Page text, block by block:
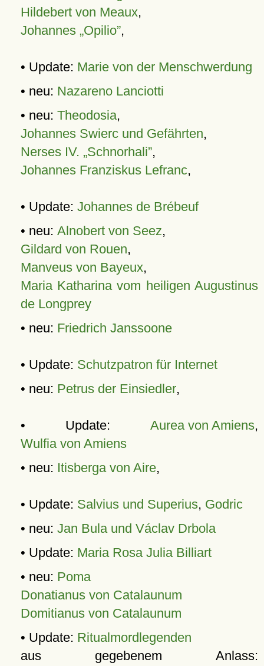
Hildebert von Meaux,
Johannes „Opilio”,
• Update: Marie von der Menschwerdung
• neu: Nazareno Lanciotti
• neu: Theodosia,
Johannes Swierc und Gefährten,
Nerses IV. „Schnorhali”,
Johannes Franziskus Lefranc,
• Update: Johannes de Brébeuf
• neu: Alnobert von Seez,
Gildard von Rouen,
Manveus von Bayeux,
Maria Katharina vom heiligen Augustinus
de Longprey
• neu: Friedrich Janssoone
• Update: Schutzpatron für Internet
• neu: Petrus der Einsiedler,
• Update: Aurea von Amiens,
Wulfia von Amiens
• neu: Itisberga von Aire,
• Update: Salvius und Superius, Godric
• neu: Jan Bula und Václav Drbola
• Update: Maria Rosa Julia Billiart
• neu: Poma
Donatianus von Catalaunum
Domitianus von Catalaunum
• Update: Ritualmordlegenden
aus gegebenem Anlass: